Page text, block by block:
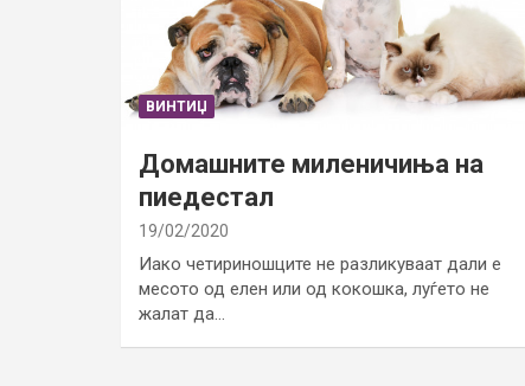
ВИНТИЏ
Домашните миленичиња на
пиедестал
19/02/2020
Иако четириношците не разликуваат дали е
месото од елен или од кокошка, луѓето не
жалат да…